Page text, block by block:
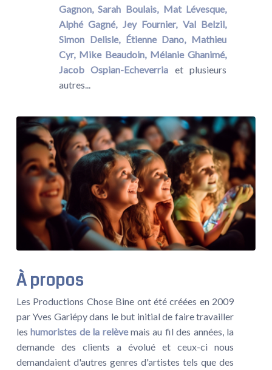
Gagnon, Sarah Boulais, Mat Lévesque,
Alphé Gagné, Jey Fournier, Val Belzil,
Simon Delisle, Étienne Dano, Mathieu
Cyr, Mike Beaudoin, Mélanie Ghanimé,
Jacob Ospian-Echeverria et plusieurs
autres...
À propos
Les Productions Chose Bine ont été créées en 2009
par Yves Gariépy dans le but initial de faire travailler
leshumoristes de la relèvemais au fil des années, la
demande des clients a évolué et ceux-ci nous
demandaient d'autres genres d'artistes tels que des